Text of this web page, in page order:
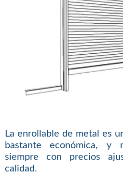
La enrollable de metal es
bastante económica, y
siempre con precios
calidad.